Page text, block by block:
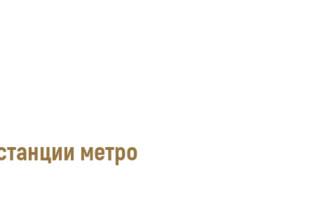
метро